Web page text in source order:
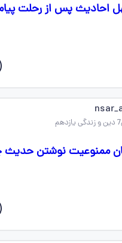
احادیث پس از رحلت
ممنوعیت نوشتن